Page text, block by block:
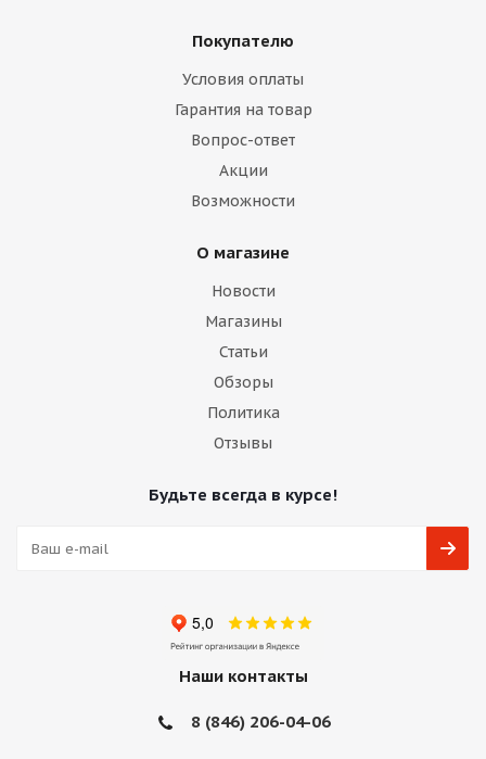
Покупателю
Условия оплаты
Гарантия на товар
Вопрос-ответ
Акции
Возможности
О магазине
Новости
Магазины
Статьи
Обзоры
Политика
Отзывы
Будьте всегда в курсе!
Наши контакты
8 (846) 206-04-06